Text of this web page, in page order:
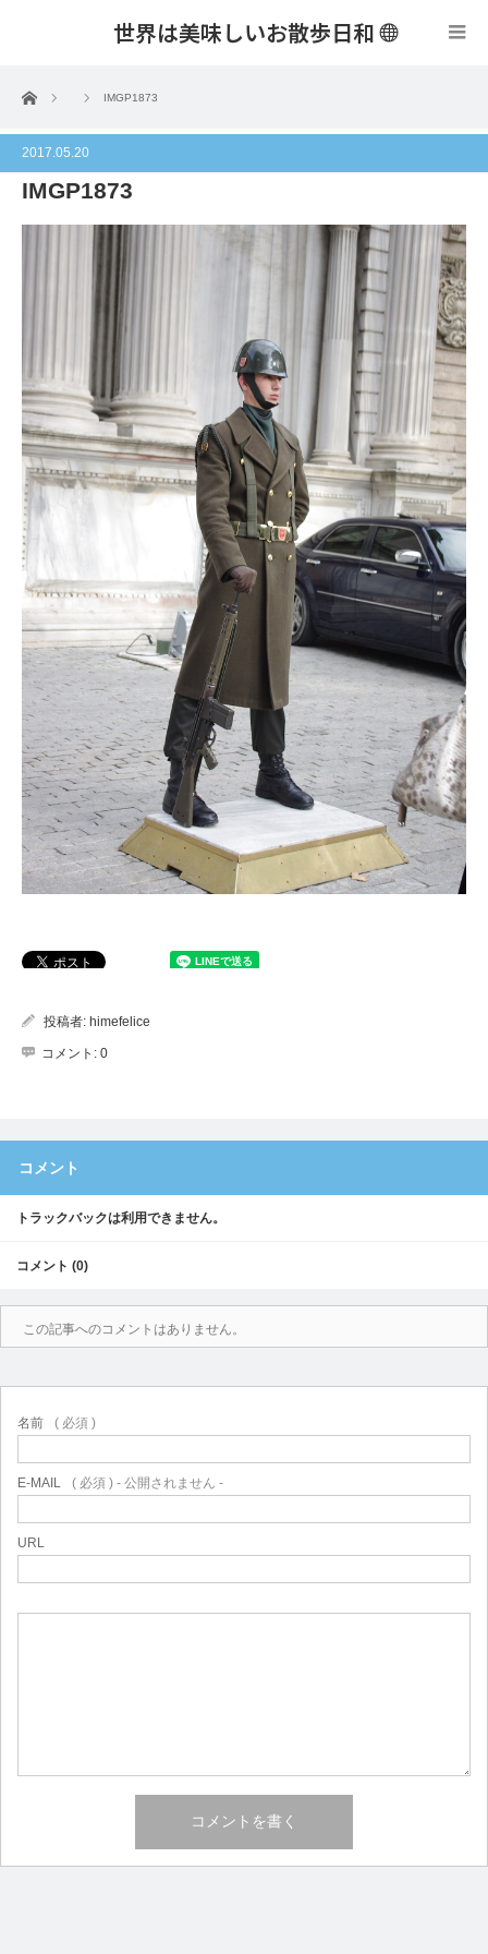
世界は美味しいお散歩日和
ホーム IMGP1873
2017.05.20
IMGP1873
投稿者: himefelice
コメント: 0
コメント
トラックバックは利用できません。
コメント (0)
この記事へのコメントはありません。
名前 ( 必須 )
E-MAIL ( 必須 ) - 公開されません -
URL